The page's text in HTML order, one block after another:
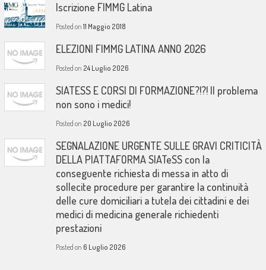
Iscrizione FIMMG Latina
Posted on 11 Maggio 2018
ELEZIONI FIMMG LATINA ANNO 2026
Posted on 24 Luglio 2026
SIATESS E CORSI DI FORMAZIONE?!?! Il problema
non sono i medici!
Posted on 20 Luglio 2026
SEGNALAZIONE URGENTE SULLE GRAVI CRITICITÀ
DELLA PIATTAFORMA SIATeSS con la
conseguente richiesta di messa in atto di
sollecite procedure per garantire la continuità
delle cure domiciliari a tutela dei cittadini e dei
medici di medicina generale richiedenti
prestazioni
Posted on 6 Luglio 2026